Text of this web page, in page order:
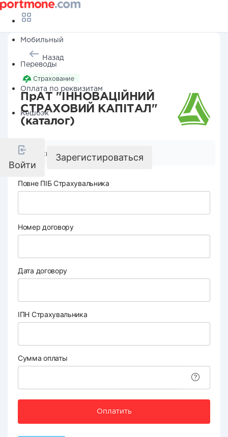
Мобильный
Переводы
Оплата по реквизитам
Кешбэк
Войти
Зарегистироваться
Назад
Страхование
ПрАТ "ІННОВАЦІЙНИЙ
СТРАХОВИЙ КАПІТАЛ"
(каталог)
Реквизиты компании
Повне ПІБ Страхувальника
Номер договору
Дата договору
ІПН Страхувальника
Сумма оплаты
Оплатить